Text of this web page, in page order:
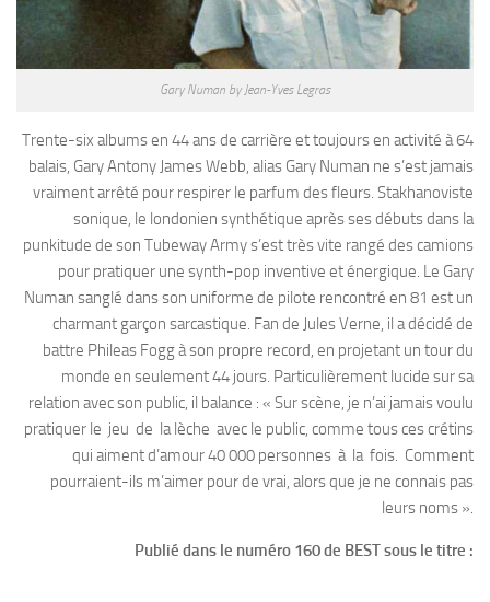
Gary Numan by Jean-Yves Legras
Trente-six albums en 44 ans de carrière et toujours en activité à 64
balais, Gary Antony James Webb, alias Gary Numan ne s’est jamais
vraiment arrêté pour respirer le parfum des fleurs. Stakhanoviste
sonique, le londonien synthétique après ses débuts dans la
punkitude de son Tubeway Army s’est très vite rangé des camions
pour pratiquer une synth-pop inventive et énergique. Le Gary
Numan sanglé dans son uniforme de pilote rencontré en 81 est un
charmant garçon sarcastique. Fan de Jules Verne, il a décidé de
battre Phileas Fogg à son propre record, en projetant un tour du
monde en seulement 44 jours. Particulièrement lucide sur sa
relation avec son public, il balance : « Sur scène, je n’ai jamais voulu
pratiquer le jeu de la lèche avec le public, comme tous ces crétins
qui aiment d’amour 40 000 personnes à la fois. Comment
pourraient-ils m’aimer pour de vrai, alors que je ne connais pas
leurs noms ».
Publié dans le numéro 160 de BEST sous le titre :